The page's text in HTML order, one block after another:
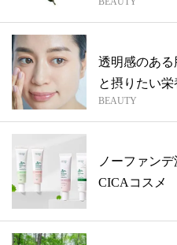
透明感のあ
と摂りたい
を総...
BEAUTY
ノーファン
CICAコスメ